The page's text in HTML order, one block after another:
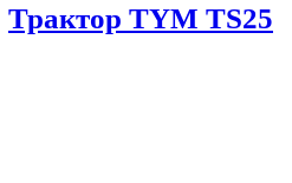
Трактор TYM TS25